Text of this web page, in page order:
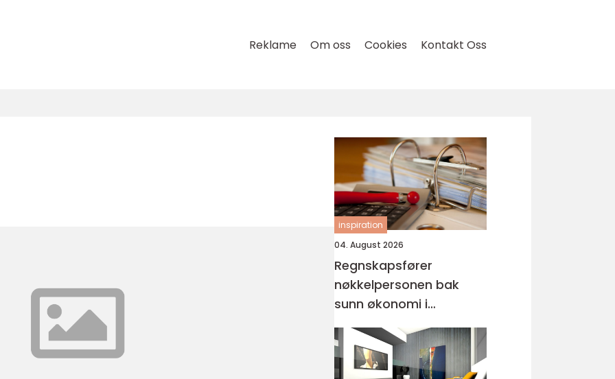
Reklame Om oss Cookies Kontakt Oss
inspiration
04. August 2026
Regnskapsfører
nøkkelpersonen bak
sunn økonomi i
bedriften